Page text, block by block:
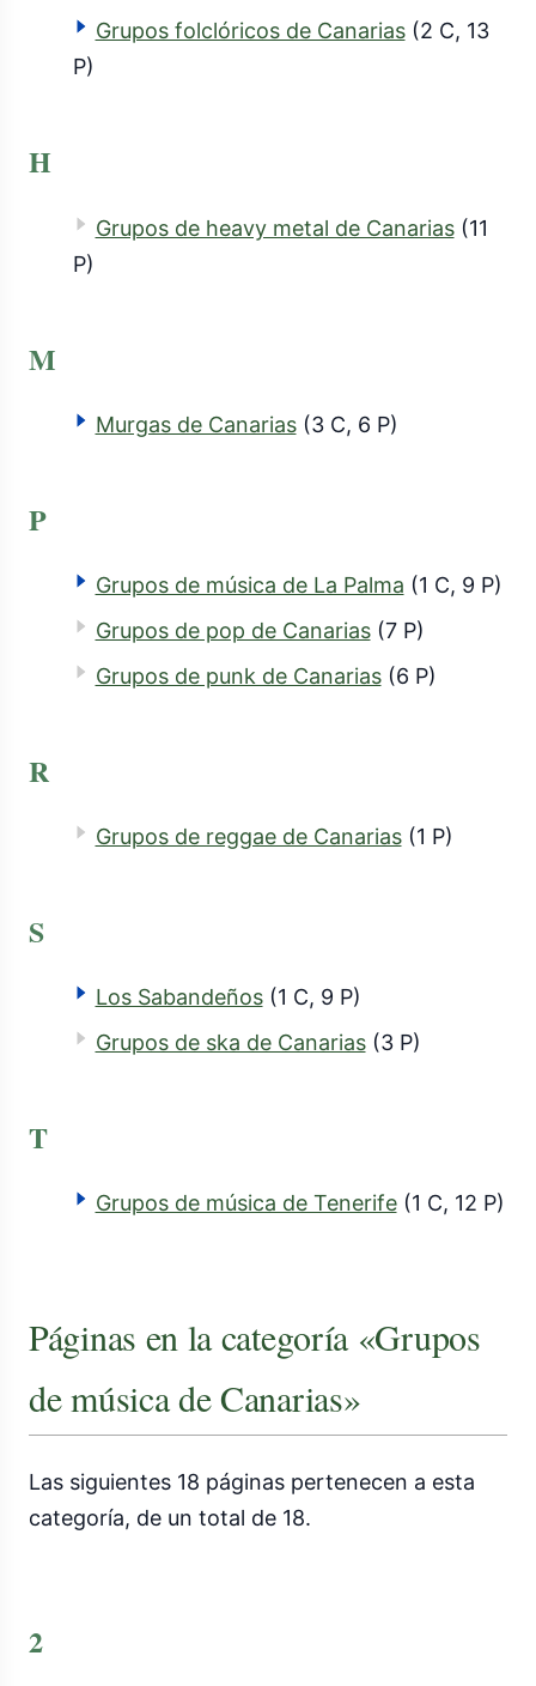
Grupos folclóricos de Canarias (2 C, 13
P)
H
Grupos de heavy metal de Canarias (11
P)
M
Murgas de Canarias (3 C, 6 P)
P
Grupos de música de La Palma (1 C, 9 P)
Grupos de pop de Canarias (7 P)
Grupos de punk de Canarias (6 P)
R
Grupos de reggae de Canarias (1 P)
S
Los Sabandeños (1 C, 9 P)
Grupos de ska de Canarias (3 P)
T
Grupos de música de Tenerife (1 C, 12 P)
Páginas en la categoría «Grupos
de música de Canarias»
Las siguientes 18 páginas pertenecen a esta
categoría, de un total de 18.
2